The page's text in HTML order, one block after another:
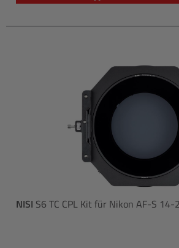
NISI S6 TC CPL Kit für Nikon AF-S 14-